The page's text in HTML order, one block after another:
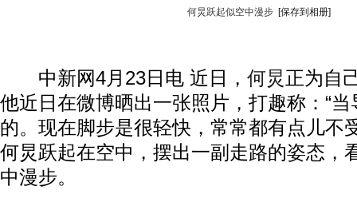
何炅跃起似空中漫步 [保存到相册]
中新网4月23日电 近日， 何炅正为自
他近日在微博晒出一张照片，打趣称：“
的。现在脚步是很轻快，常常都有点儿不
何炅跃起在空中，摆出一副走路的姿态，
中漫步。